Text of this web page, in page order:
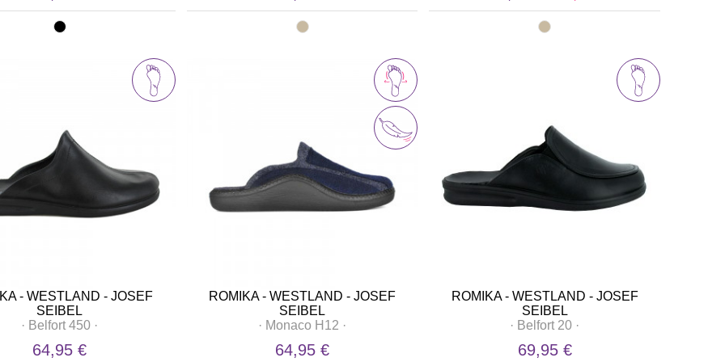
- WESTLAND - JOSEF
SEIBEL
· Belfort 450 ·
64,95 €
ROMIKA - WESTLAND - JOSEF
SEIBEL
· Monaco H12 ·
64,95 €
ROMIKA - WESTLAND - JOSEF
SEIBEL
· Belfort 20 ·
69,95 €